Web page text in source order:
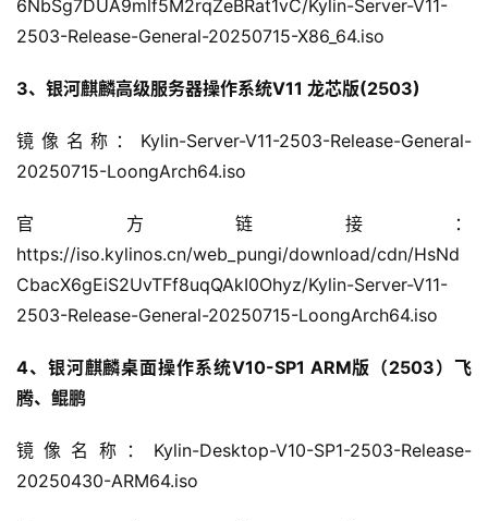
6NbSg7DUA9mlf5M2rqZeBRat1vC/Kylin-Server-V11-
2503-Release-General-20250715-X86_64.iso
3、银河麒麟高级服务器操作系统V11 龙芯版(2503)
镜像名称：Kylin-Server-V11-2503-Release-General-
20250715-LoongArch64.iso
官方链接：
https://iso.kylinos.cn/web_pungi/download/cdn/HsNd
CbacX6gEiS2UvTFf8uqQAkI0Ohyz/Kylin-Server-V11-
2503-Release-General-20250715-LoongArch64.iso
4、银河麒麟桌面操作系统V10-SP1 ARM版（2503）飞
腾、鲲鹏
镜像名称：Kylin-Desktop-V10-SP1-2503-Release-
20250430-ARM64.iso